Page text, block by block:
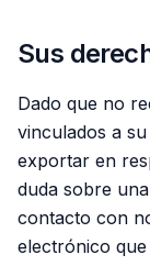
Sus
Dado que no
vinculados a
exportar en
duda sobre
contacto con
electrónico